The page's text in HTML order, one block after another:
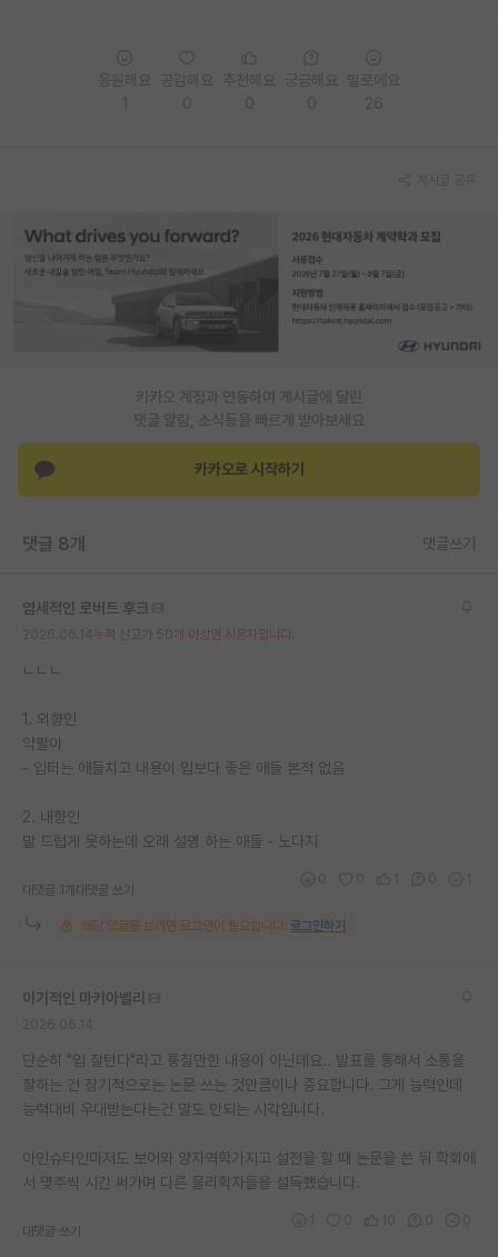
학술 정보 게시판
홍보 게시판
반도체 아카데미
재팬라운지 🌸
카카오 계정과 연동하여 게시글에 달린
댓글 알람, 소식등을 빠르게 받아보세요
카카오로 시작하기
댓글 8개 댓글쓰기
염세적인 로버트 후크
누적 신고가 50개 이상인 사용자입니다.
ㄴㄴㄴ
1. 외향인
약팔이
- 입터는 애들치고 내용이 입보다 좋은 애들 본적 없음
2. 내향인
말 드럽게 못하는데 오래 설명 하는 애들 - 노다지
대댓글 1개 대댓글 쓰기
해당 댓글을 보려면 로그인이 필요합니다. 로그인하기
이기적인 마키아벨리
단순히 "입 잘턴다"라고 퉁칠만한 내용이 아닌데요.. 발표를 통해서 소통을
잘하는 건 장기적으로는 논문 쓰는 것만큼이나 중요합니다. 그게 능력인데
능력대비 우대받는다는건 말도 안되는 시각입니다.
아인슈타인마저도 보어와 양자역학가지고 설전을 할 때 논문을 쓴 뒤 학회에
서 몇주씩 시간 써가며 다른 물리학자들을 설득했습니다.
대댓글 쓰기